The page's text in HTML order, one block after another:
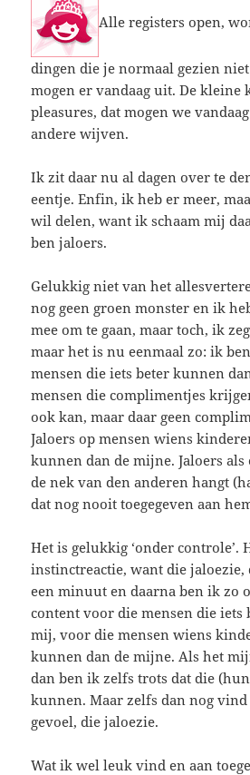
Alle registers open,
dingen die je normaal gezien
mogen er vandaag uit. De kleine
pleasures, dat mogen we
andere wijven.
Ik zit daar nu al dagen over te
eentje. Enfin, ik heb er meer,
wil delen, want ik schaam mij
ben jaloers.
Gelukkig niet van het
nog geen groen monster en ik
mee om te gaan, maar toch, ik
maar het is nu eenmaal zo: ik
mensen die iets beter kunnen
mensen die complimentjes
ook kan, maar daar geen
Jaloers op mensen wiens
kunnen dan de mijne. Jaloers
de nek van den anderen hangt
dat nog nooit toegegeven aan
Het is gelukkig ‘onder controle’.
instinctreactie, want die
een minuut en daarna ben ik zo
content voor die mensen die iets
mij, voor die mensen wiens
kunnen dan de mijne. Als het
dan ben ik zelfs trots dat die
kunnen. Maar zelfs dan nog
gevoel, die jaloezie.
Wat ik wel leuk vind en aan